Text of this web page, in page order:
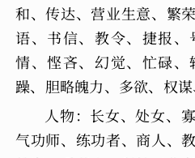
和、传达、营业生意、繁
语、书信、教令、捷报
情、悭吝、幻觉、忙碌
躁、胆略魄力、多欲、权谋
人物：长女、处女、
气功师、练功者、商人、